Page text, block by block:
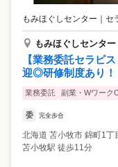
もみほぐしセンター ｜ セ
もみほぐしセンター
【業務委託セラピ
迎◎研修制度あり！
業務委託 副業・Wワーク
委 完全歩合
北海道 苫小牧市 錦町1丁
苫小牧駅 徒歩11分